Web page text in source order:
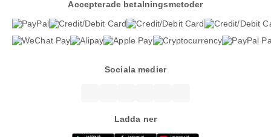
Accepterade betalningsmetoder
Sociala medier
Ladda ner